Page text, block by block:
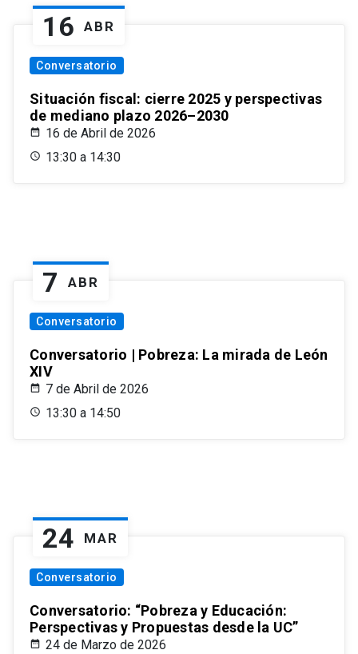
16 ABR
Conversatorio
Situación fiscal: cierre 2025 y perspectivas
de mediano plazo 2026–2030
16 de Abril de 2026
13:30 a 14:30
7 ABR
Conversatorio
Conversatorio | Pobreza: La mirada de León
XIV
7 de Abril de 2026
13:30 a 14:50
24 MAR
Conversatorio
Conversatorio: “Pobreza y Educación:
Perspectivas y Propuestas desde la UC”
24 de Marzo de 2026